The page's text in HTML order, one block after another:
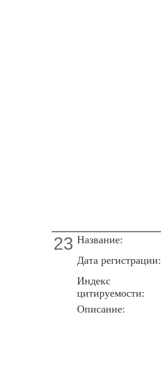
23 Название:
Дата регистрации:
Индекс
цитируемости:
Описание: